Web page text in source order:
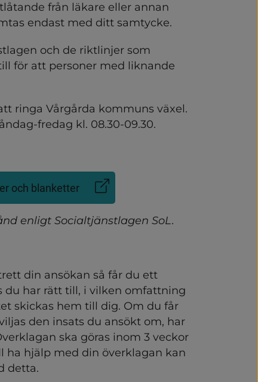
från läkare eller annan
endast med ditt samtycke.
och de riktlinjer som
för att personer med liknande
ringa Vårgårda kommuns växel.
fredag kl. 08.30-09.30.
och blanketter
enligt Socialtjänstlagen SoL.
din ansökan så får du ett
du har rätt till, i vilken omfattning
skickas hem till dig. Om du får
den insats du ansökt om, har
ska göras inom 3 veckor
ha hjälp med din överklagan kan
detta.